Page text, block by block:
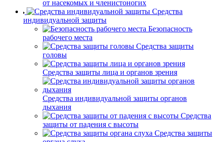
от насекомых и членистоногих
Средства
индивидуальной защиты
Безопасность
рабочего места
Средства защиты
головы
Средства защиты лица и органов зрения
Средства индивидуальной защиты органов
дыхания
Средства
защиты от падения с высоты
Средства защиты